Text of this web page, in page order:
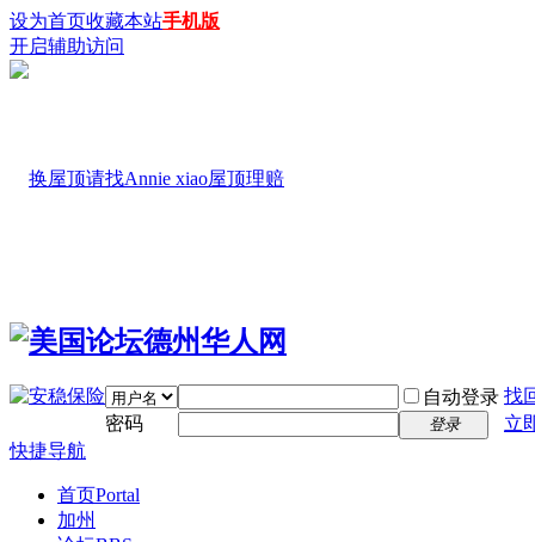
设为首页收藏本站手机版
开启辅助访问
自动登录 找
密码
登录
立
快捷导航
首页Portal
加州